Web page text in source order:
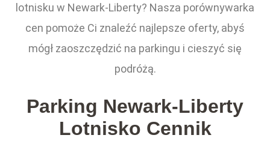
lotnisku w Newark-Liberty? Nasza porównywarka
cen pomoże Ci znaleźć najlepsze oferty, abyś
mógł zaoszczędzić na parkingu i cieszyć się
podróżą.
Parking Newark-Liberty
Lotnisko Cennik